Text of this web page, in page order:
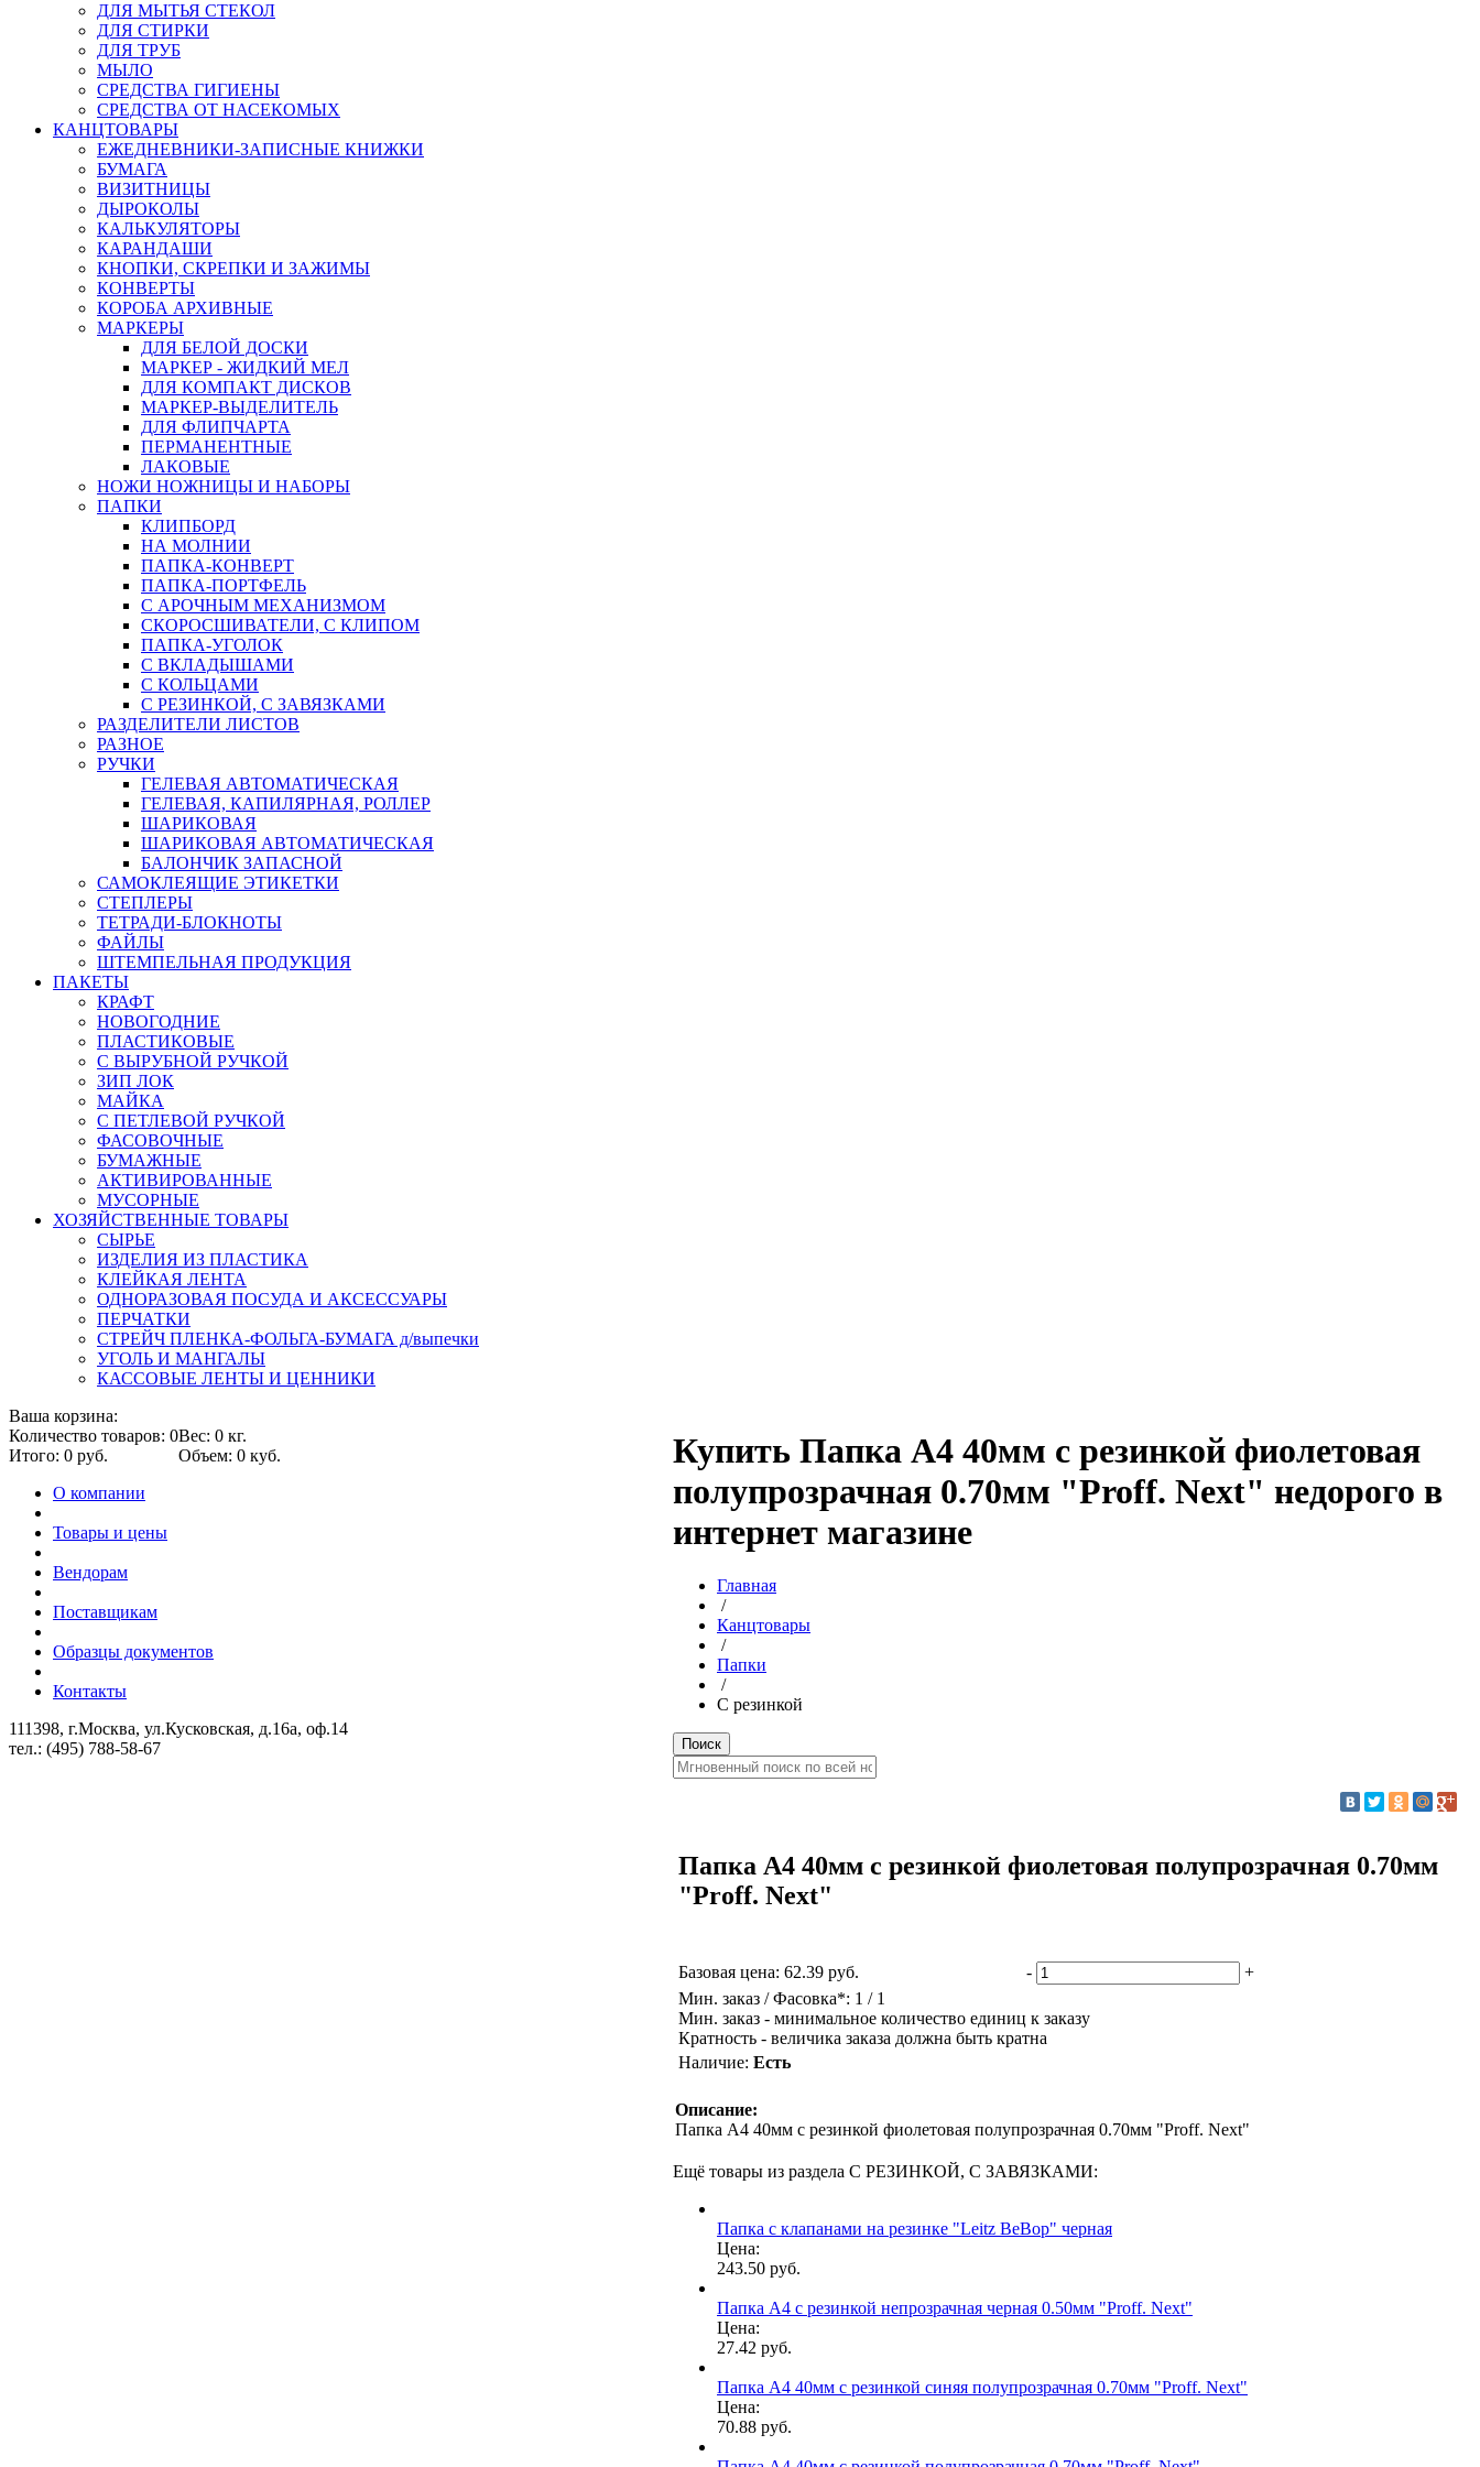
ДЛЯ МЫТЬЯ СТЕКОЛ
ДЛЯ СТИРКИ
ДЛЯ ТРУБ
МЫЛО
СРЕДСТВА ГИГИЕНЫ
СРЕДСТВА ОТ НАСЕКОМЫХ
КАНЦТОВАРЫ
ЕЖЕДНЕВНИКИ-ЗАПИСНЫЕ КНИЖКИ
БУМАГА
ВИЗИТНИЦЫ
ДЫРОКОЛЫ
КАЛЬКУЛЯТОРЫ
КАРАНДАШИ
КНОПКИ, СКРЕПКИ И ЗАЖИМЫ
КОНВЕРТЫ
КОРОБА АРХИВНЫЕ
МАРКЕРЫ
ДЛЯ БЕЛОЙ ДОСКИ
МАРКЕР - ЖИДКИЙ МЕЛ
ДЛЯ КОМПАКТ ДИСКОВ
МАРКЕР-ВЫДЕЛИТЕЛЬ
ДЛЯ ФЛИПЧАРТА
ПЕРМАНЕНТНЫЕ
ЛАКОВЫЕ
НОЖИ НОЖНИЦЫ И НАБОРЫ
ПАПКИ
КЛИПБОРД
НА МОЛНИИ
ПАПКА-КОНВЕРТ
ПАПКА-ПОРТФЕЛЬ
С АРОЧНЫМ МЕХАНИЗМОМ
СКОРОСШИВАТЕЛИ, С КЛИПОМ
ПАПКА-УГОЛОК
С ВКЛАДЫШАМИ
С КОЛЬЦАМИ
С РЕЗИНКОЙ, С ЗАВЯЗКАМИ
РАЗДЕЛИТЕЛИ ЛИСТОВ
РАЗНОЕ
РУЧКИ
ГЕЛЕВАЯ АВТОМАТИЧЕСКАЯ
ГЕЛЕВАЯ, КАПИЛЯРНАЯ, РОЛЛЕР
ШАРИКОВАЯ
ШАРИКОВАЯ АВТОМАТИЧЕСКАЯ
БАЛОНЧИК ЗАПАСНОЙ
САМОКЛЕЯЩИЕ ЭТИКЕТКИ
СТЕПЛЕРЫ
ТЕТРАДИ-БЛОКНОТЫ
ФАЙЛЫ
ШТЕМПЕЛЬНАЯ ПРОДУКЦИЯ
ПАКЕТЫ
КРАФТ
НОВОГОДНИЕ
ПЛАСТИКОВЫЕ
С ВЫРУБНОЙ РУЧКОЙ
ЗИП ЛОК
МАЙКА
С ПЕТЛЕВОЙ РУЧКОЙ
ФАСОВОЧНЫЕ
БУМАЖНЫЕ
АКТИВИРОВАННЫЕ
МУСОРНЫЕ
ХОЗЯЙСТВЕННЫЕ ТОВАРЫ
СЫРЬЕ
ИЗДЕЛИЯ ИЗ ПЛАСТИКА
КЛЕЙКАЯ ЛЕНТА
ОДНОРАЗОВАЯ ПОСУДА И АКСЕССУАРЫ
ПЕРЧАТКИ
СТРЕЙЧ ПЛЕНКА-ФОЛЬГА-БУМАГА д/выпечки
УГОЛЬ И МАНГАЛЫ
КАССОВЫЕ ЛЕНТЫ И ЦЕННИКИ
Купить Папка А4 40мм с резинкой фиолетовая
полупрозрачная 0.70мм "Proff. Next" недорого в
интернет магазине
Главная
/
Канцтовары
/
Папки
/
С резинкой
Папка А4 40мм с резинкой фиолетовая полупрозрачная 0.70мм
"Proff. Next"
Базовая цена: 62.39 руб. -
+
Мин. заказ / Фасовка*: 1 / 1
Мин. заказ - минимальное количество единиц к заказу
Кратность - величика заказа должна быть кратна
Наличие: Есть
Описание:
Папка А4 40мм с резинкой фиолетовая полупрозрачная 0.70мм "Proff. Next"
Ещё товары из раздела С РЕЗИНКОЙ, С ЗАВЯЗКАМИ:
Папка с клапанами на резинке "Leitz BeBop" черная
Цена:
243.50 руб.
Папка А4 с резинкой непрозрачная черная 0.50мм "Proff. Next"
Цена:
27.42 руб.
Папка А4 40мм с резинкой синяя полупрозрачная 0.70мм "Proff. Next"
Цена:
70.88 руб.
Ваша корзина:
Количество товаров: 0Вес: 0 кг.
Итого: 0 руб.
Объем: 0 куб.
О компании
Товары и цены
Вендорам
Поставщикам
Образцы документов
Контакты
111398, г.Москва, ул.Кусковская, д.16а, оф.14
тел.: (495) 788-58-67